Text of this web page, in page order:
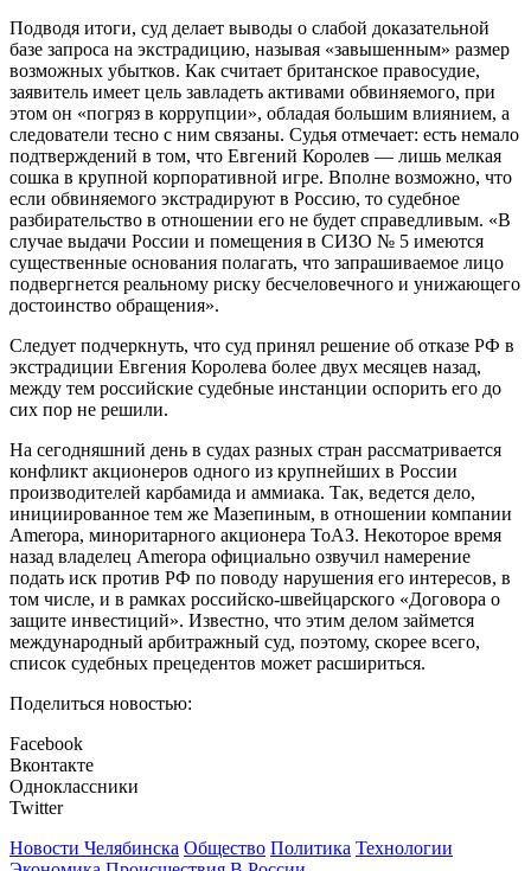
Подводя итоги, суд делает выводы о слабой доказательной
базе запроса на экстрадицию, называя «завышенным» размер
возможных убытков. Как считает британское правосудие,
заявитель имеет цель завладеть активами обвиняемого, при
этом он «погряз в коррупции», обладая большим влиянием, а
следователи тесно с ним связаны. Судья отмечает: есть немало
подтверждений в том, что Евгений Королев — лишь мелкая
сошка в крупной корпоративной игре. Вполне возможно, что
если обвиняемого экстрадируют в Россию, то судебное
разбирательство в отношении его не будет справедливым. «В
случае выдачи России и помещения в СИЗО № 5 имеются
существенные основания полагать, что запрашиваемое лицо
подвергнется реальному риску бесчеловечного и унижающего
достоинство обращения».
Следует подчеркнуть, что суд принял решение об отказе РФ в
экстрадиции Евгения Королева более двух месяцев назад,
между тем российские судебные инстанции оспорить его до
сих пор не решили.
На сегодняшний день в судах разных стран рассматривается
конфликт акционеров одного из крупнейших в России
производителей карбамида и аммиака. Так, ведется дело,
инициированное тем же Мазепиным, в отношении компании
Ameropa, миноритарного акционера ТоАЗ. Некоторое время
назад владелец Ameropa официально озвучил намерение
подать иск против РФ по поводу нарушения его интересов, в
том числе, и в рамках российско-швейцарского «Договора о
защите инвестиций». Известно, что этим делом займется
международный арбитражный суд, поэтому, скорее всего,
список судебных прецедентов может расшириться.
Поделиться новостью:
Facebook
Вконтакте
Одноклассники
Twitter
Новости Челябинска Общество Политика Технологии